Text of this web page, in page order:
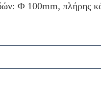
Φ 100mm, πλήρης